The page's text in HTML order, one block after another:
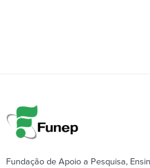
Fundação de Apoio a Pesquisa,